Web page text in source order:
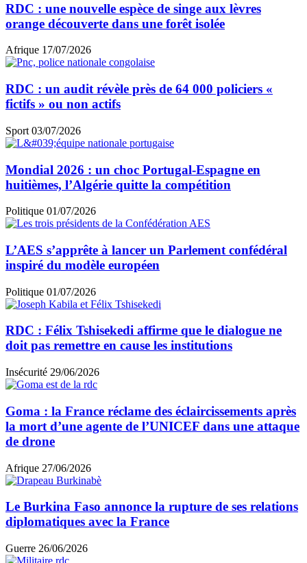
RDC : une nouvelle espèce de singe aux lèvres
orange découverte dans une forêt isolée
Afrique 17/07/2026
RDC : un audit révèle près de 64 000 policiers «
fictifs » ou non actifs
Sport 03/07/2026
Mondial 2026 : un choc Portugal-Espagne en
huitièmes, l’Algérie quitte la compétition
Politique 01/07/2026
L’AES s’apprête à lancer un Parlement confédéral
inspiré du modèle européen
Politique 01/07/2026
RDC : Félix Tshisekedi affirme que le dialogue ne
doit pas remettre en cause les institutions
Insécurité 29/06/2026
Goma : la France réclame des éclaircissements après
la mort d’une agente de l’UNICEF dans une attaque
de drone
Afrique 27/06/2026
Le Burkina Faso annonce la rupture de ses relations
diplomatiques avec la France
Guerre 26/06/2026